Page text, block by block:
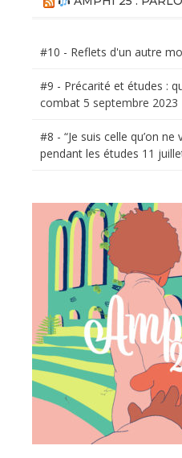
#10 - Reflets d'un autre
#9 - Précarité et études :
combat 5 septembre 2023
#8 - “Je suis celle qu’on ne
pendant les études 11